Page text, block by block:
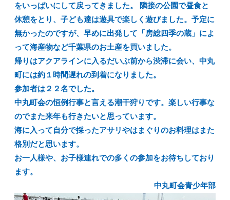
をいっぱいにして戻ってきました。 隣接の公園で昼食と
休憩をとり、子ども達は遊具で楽しく遊びました。予定に
無かったのですが、早めに出発して「房総四季の蔵」によ
って海産物など千葉県のお土産を買いました。
帰りはアクアラインに入るだいぶ前から渋滞に会い、中丸
町には約１時間遅れの到着になりました。
参加者は２２名でした。
中丸町会の恒例行事と言える潮干狩りです。楽しい行事な
のでまた来年も行きたいと思っています。
海に入って自分で採ったアサリやはまぐりのお料理はまた
格別だと思います。
お一人様や、お子様連れでの多くの参加をお待ちしており
ます。
中丸町会青少年部